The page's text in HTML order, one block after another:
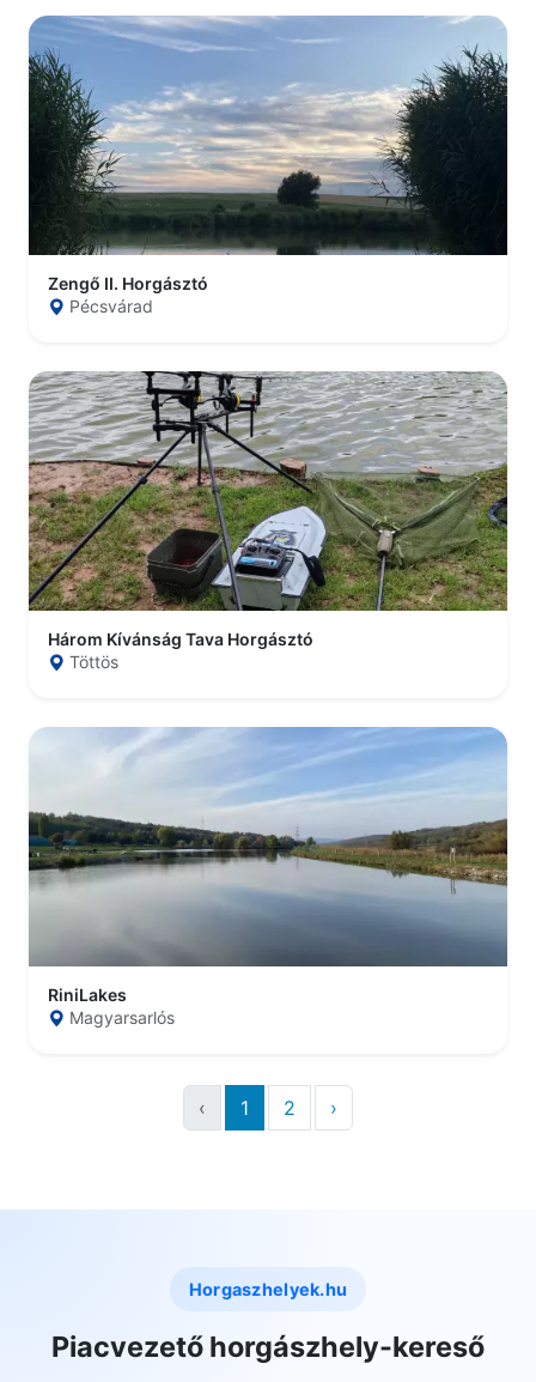
Zengő II. Horgásztó
Pécsvárad
Három Kívánság Tava Horgásztó
Töttös
RiniLakes
Magyarsarlós
‹ 1 2 ›
Horgaszhelyek.hu
Piacvezető horgászhely-kereső